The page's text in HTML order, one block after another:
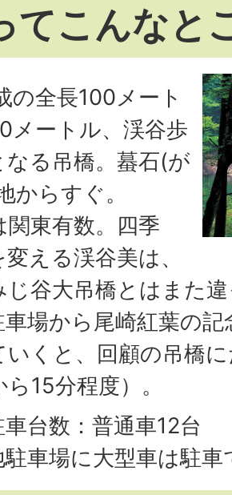
てこんなと
の全長100メート
メートル、渓谷歩
なる吊橋。蟇石(が
からすぐ。
関東有数。四季
える渓谷美は、
じ谷大吊橋とはまた
場から尾崎紅葉の
いくと、回顧の吊橋
15分程度）。
台数：普通車12台
駐車場に大型車は駐